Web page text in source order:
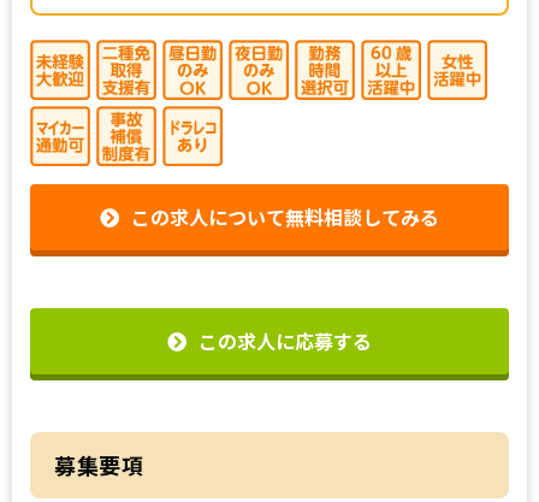
この求人について無料相談してみる
この求人に応募する
募集要項